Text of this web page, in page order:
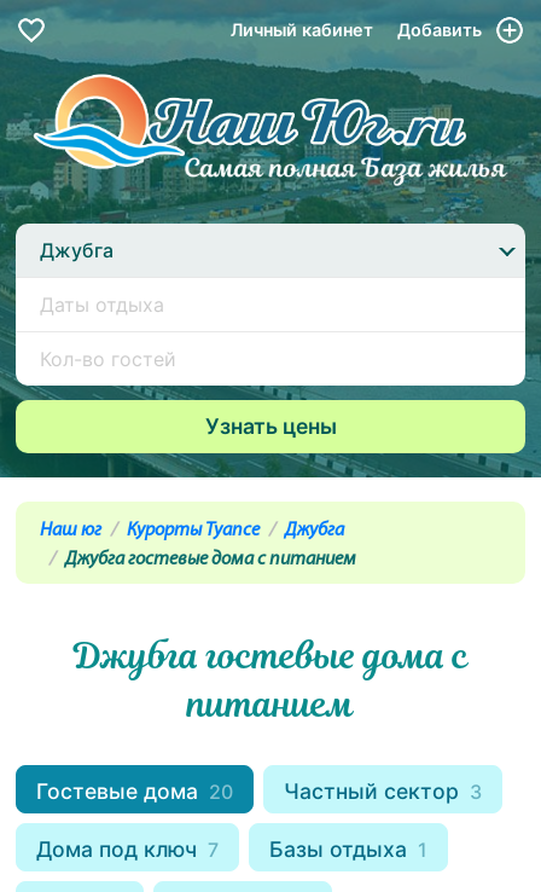
Личный кабинет Добавить
Джубга
Наш юг Курорты Туапсе
Джубга
Джубга гостевые дома с питанием
Джубга гостевые дома с
питанием
Гостевые дома 20 Частный сектор 3
Дома под ключ 7 Базы отдыха 1